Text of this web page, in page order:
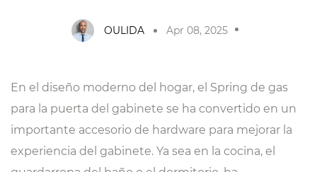
OULIDA Apr 08, 2025
En el diseño moderno del hogar, el Spring de gas
para la puerta del gabinete se ha convertido en un
importante accesorio de hardware para mejorar la
experiencia del gabinete. Ya sea en la cocina, el